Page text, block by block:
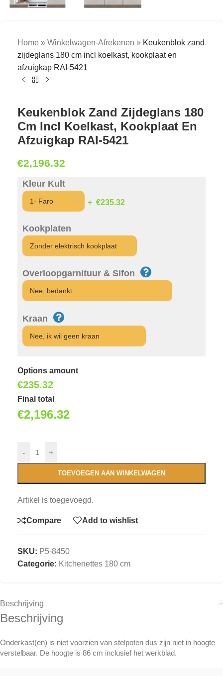
Home » Winkelwagen-Afrekenen » Keukenblok zand
zijdeglans 180 cm incl koelkast, kookplaat en
afzuigkap RAI-5421
Keukenblok Zand Zijdeglans 180
Cm Incl Koelkast, Kookplaat En
Afzuigkap RAI-5421
€2,196.32
Kleur Kult
€235.32
Kookplaten
Overloopgarnituur & Sifon
Kraan
Options amount
€235.32
Final total
€2,196.32
- +
TOEVOEGEN AAN WINKELWAGEN
Artikel is toegevoegd.
Compare Add to wishlist
SKU: P5-8450
Categorie: Kitchenettes 180 cm
Beschrijving
Beschrijving
Onderkast(en) is niet voorzien van stelpoten dus zijn niet in hoogte
verstelbaar. De hoogte is 86 cm inclusief het werkblad.